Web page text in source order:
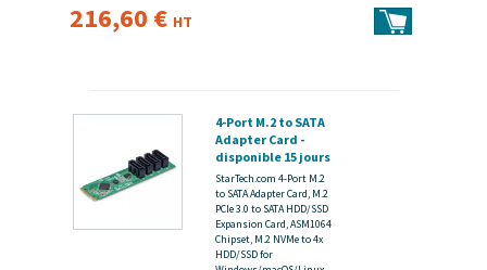
216,60 € HT
4-Port M.2 to SATA
Adapter Card -
disponible 15 jours
StarTech.com 4-Port M.2
to SATA Adapter Card, M.2
PCIe 3.0 to SATA HDD/SSD
Expansion Card, ASM1064
Chipset, M.2 NVMe to 4x
HDD/SSD for